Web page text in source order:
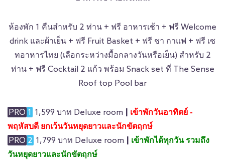
ห้องพัก 1 คืนสำหรับ 2 ท่าน + ฟรี อาหารเช้า + ฟรี Welcome
drink และผ้าเย็น + ฟรี Fruit Basket + ฟรี ชา กาแฟ + ฟรี เซ
ทอาหารไทย (เลือกระหว่างมื้อกลางวันหรือเย็น) สำหรับ 2
ท่าน + ฟรี Cocktail 2 แก้ว พร้อม Snack set ที่ The Sense
Roof top Pool bar
PRO 1 1,599 บาท Deluxe room
เข้าพักวันอาทิตย์ -
พฤหัสบดี ยกเว้นวันหยุดยาวและนักขัตฤกษ์
PRO 2 1,799 บาท Deluxe room
เข้าพักได้ทุกวัน รวมถึง
วันหยุดยาวและนักขัตฤกษ์